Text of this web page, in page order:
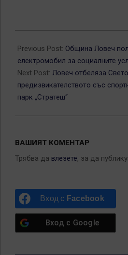
05-
19
Previous Post: Община Ловеч
електромобил за социалните
Next Post: Ловеч отбеляза
предизвикателството със
парк „Стратеш“
ВАШИЯТ КОМЕНТАР
Трябва да влезете, за да
Вход с Facebook
Вход с Google